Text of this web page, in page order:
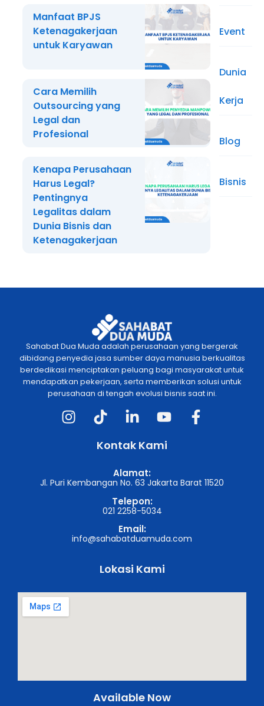
Manfaat BPJS
Ketenagakerjaan
untuk Karyawan
Cara Memilih
Outsourcing yang
Legal dan
Profesional
Kenapa Perusahaan
Harus Legal?
Pentingnya
Legalitas dalam
Dunia Bisnis dan
Ketenagakerjaan
Event
Dunia
Kerja
Blog
Bisnis
Sahabat Dua Muda adalah perusahaan yang bergerak
dibidang penyedia jasa sumber daya manusia berkualitas
berdedikasi menciptakan peluang bagi masyarakat untuk
mendapatkan pekerjaan, serta memberikan solusi untuk
perusahaan di tengah evolusi bisnis saat ini.
Kontak Kami
Alamat:
Jl. Puri Kembangan No. 63 Jakarta Barat 11520
Telepon:
021 2258-5034
Email:
info@sahabatduamuda.com
Lokasi Kami
Available Now